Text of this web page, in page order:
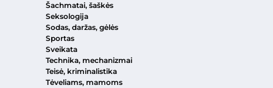
Šachmatai, šaškės
Seksologija
Sodas, daržas, gėlės
Sportas
Sveikata
Technika, mechanizmai
Teisė, kriminalistika
Tėveliams, mamoms